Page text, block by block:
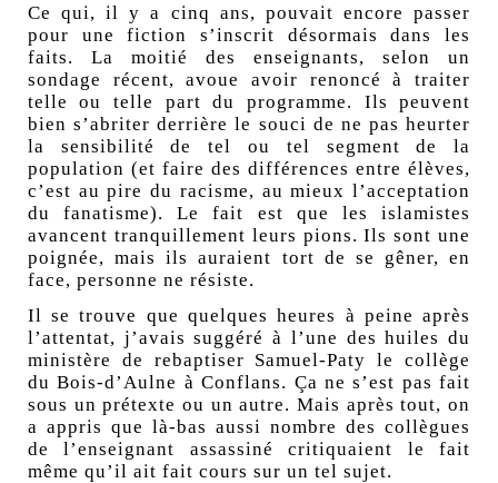
Ce qui, il y a cinq ans, pouvait encore passer
pour une fiction s’inscrit désormais dans les
faits. La moitié des enseignants, selon un
sondage récent, avoue avoir renoncé à traiter
telle ou telle part du programme. Ils peuvent
bien s’abriter derrière le souci de ne pas heurter
la sensibilité de tel ou tel segment de la
population (et faire des différences entre élèves,
c’est au pire du racisme, au mieux l’acceptation
du fanatisme). Le fait est que les islamistes
avancent tranquillement leurs pions. Ils sont une
poignée, mais ils auraient tort de se gêner, en
face, personne ne résiste.
Il se trouve que quelques heures à peine après
l’attentat, j’avais suggéré à l’une des huiles du
ministère de rebaptiser Samuel-Paty le collège
du Bois-d’Aulne à Conflans. Ça ne s’est pas fait
sous un prétexte ou un autre. Mais après tout, on
a appris que là-bas aussi nombre des collègues
de l’enseignant assassiné critiquaient le fait
même qu’il ait fait cours sur un tel sujet.